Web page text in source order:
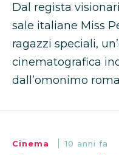
Dal regista
sale italiane Miss
ragazzi speciali,
cinematografica
dall’omonimo
Cinema 10 anni fa